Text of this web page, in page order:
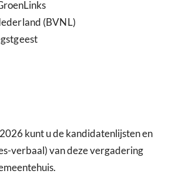
(BVNL)
kunt u de kandidatenlijsten en
verbaal) van deze vergadering